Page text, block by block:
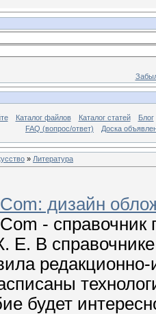
Каталог файлов Каталог статей
Блог
FAQ (вопрос/ответ)
Доска
» Литература
дизайн
-
Е. В
будет